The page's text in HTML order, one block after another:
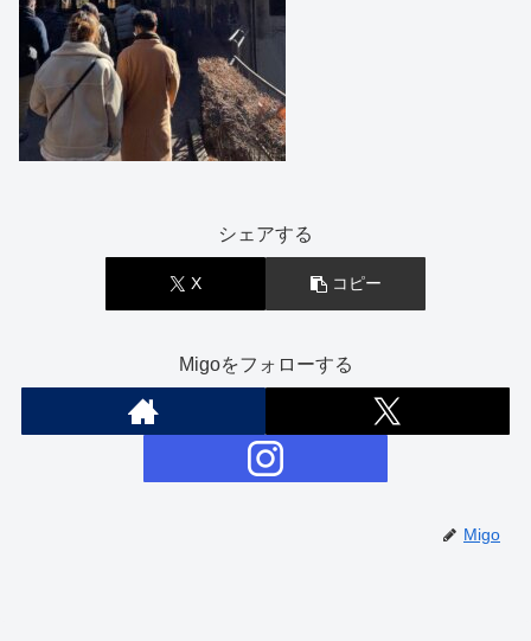
シェアする
X コピー
Migoをフォローする
Migo